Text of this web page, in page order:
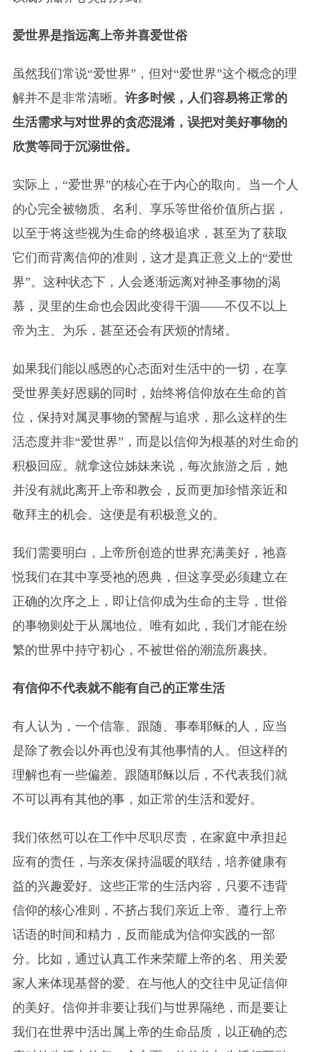
爱世界是指远离上帝并喜爱世俗
虽然我们常说“爱世界”，但对“爱世界”这个概念的理
解并不是非常清晰。 许多时候，人们容易将正常的
生活需求与对世界的贪恋混淆，误把对美好事物的
欣赏等同于沉溺世俗。
实际上，“爱世界”的核心在于内心的取向。当一个人
的心完全被物质、名利、享乐等世俗价值所占据，
以至于将这些视为生命的终极追求，甚至为了获取
它们而背离信仰的准则，这才是真正意义上的“爱世
界”。这种状态下，人会逐渐远离对神圣事物的渴
慕，灵里的生命也会因此变得干涸——不仅不以上
帝为主、为乐，甚至还会有厌烦的情绪。
如果我们能以感恩的心态面对生活中的一切，在享
受世界美好恩赐的同时，始终将信仰放在生命的首
位，保持对属灵事物的警醒与追求，那么这样的生
活态度并非“爱世界”，而是以信仰为根基的对生命的
积极回应。就拿这位姊妹来说，每次旅游之后，她
并没有就此离开上帝和教会，反而更加珍惜亲近和
敬拜主的机会。这便是有积极意义的。
我们需要明白，上帝所创造的世界充满美好，祂喜
悦我们在其中享受祂的恩典，但这享受必须建立在
正确的次序之上，即让信仰成为生命的主导，世俗
的事物则处于从属地位。唯有如此，我们才能在纷
繁的世界中持守初心，不被世俗的潮流所裹挟。
有信仰不代表就不能有自己的正常生活
有人认为，一个信靠、跟随、事奉耶稣的人，应当
是除了教会以外再也没有其他事情的人。但这样的
理解也有一些偏差。跟随耶稣以后，不代表我们就
不可以再有其他的事，如正常的生活和爱好。
我们依然可以在工作中尽职尽责，在家庭中承担起
应有的责任，与亲友保持温暖的联结，培养健康有
益的兴趣爱好。这些正常的生活内容，只要不违背
信仰的核心准则，不挤占我们亲近上帝、遵行上帝
话语的时间和精力，反而能成为信仰实践的一部
分。比如，通过认真工作来荣耀上帝的名、用关爱
家人来体现基督的爱、在与他人的交往中见证信仰
的美好。信仰并非要让我们与世界隔绝，而是要让
我们在世界中活出属上帝的生命品质，以正确的态